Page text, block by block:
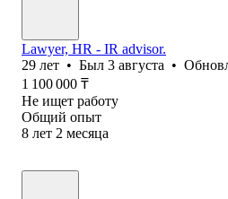
Lawyer, HR - IR advisor.
29 лет • Был 3 августа •
1 100 000 ₸
Не ищет работу
Общий опыт
8 лет 2 месяца